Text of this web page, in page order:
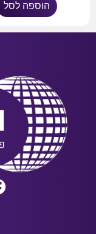
הוספה לסל